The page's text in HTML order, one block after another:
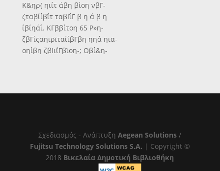
Κ&ηρ{ ηιίτ άβη βίοη νβΓ-
ζταβίίβΐτ ταβΙΐΓ β η ά β η
ίβίηάΐ. ΚΓββίτοη 65 Ρ»η-
ζβΓΐςαηιρϊταίΐβΓβη ηηά ηια-
οηίβη ζβΙιΐΓβϊοη-; Οβί&η-
^1xίI:τα£ιίίβ &ηι Τβ&β
βίοη ίβτ
αζβΓ-β ηηά Ηαίβη&η1&-
8Τβη βη άβΓ Οβτ -ηηά δηβά-
Σχεδιασμός - ΑνάπτυξηAegean Solutions /
Fujitsu Technology Solutions S.A. | Copyright ©
2018 Βικελαία Δημοτική Βιβλιοθήκη